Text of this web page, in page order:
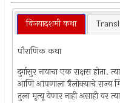
विजयादशमी कथा
पौराणिक कथा
दुर्गासुर नावाचा एक राक्षस होता.
आणि आपणाला त्रैलोक्याचे राज्य
तुला मृत्यू येणार नाही असाही वर